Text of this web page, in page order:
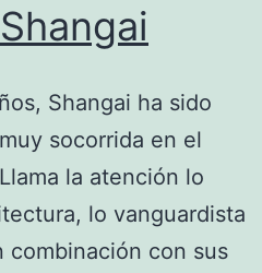
Shangai ha sido
socorrida en el
la atención lo
lo vanguardista
combinación con sus